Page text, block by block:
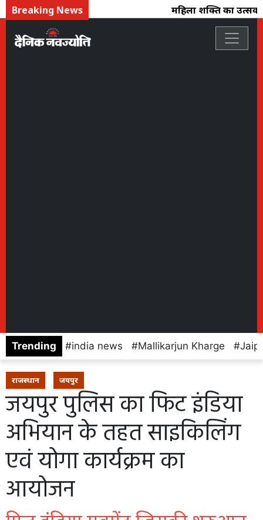
Breaking News महिला शक्ति का उत्सव
Trending india news Mallikarjun Kharge
राजस्थान जयपुर
जयपुर पुलिस का फिट इंडिया
अभियान के तहत साइकिलिंग
एवं योगा कार्यक्रम का
आयोजन